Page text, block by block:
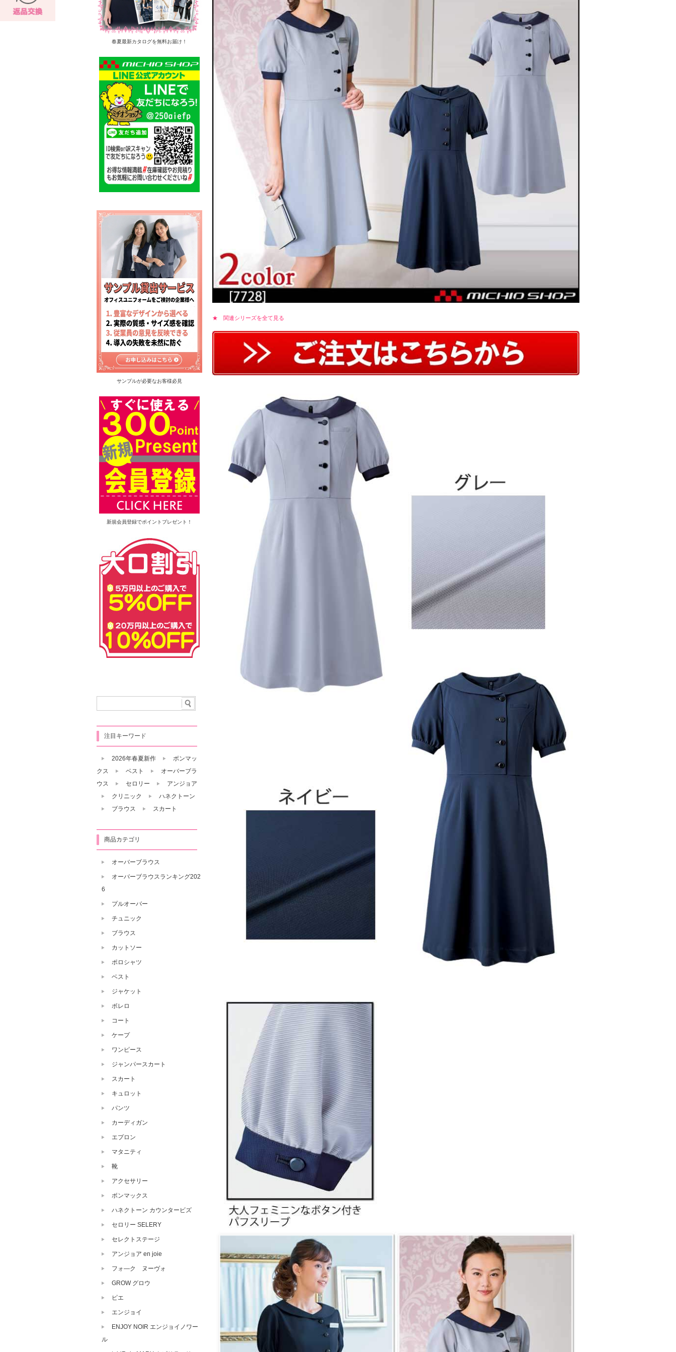
★ 関連シリーズを全て見る
春夏最新カタログを無料お届け！
サンプルが必要なお客様必見
新規会員登録でポイントプレゼント！
注目キーワード
2026年春夏新作
ボンマッ
クス
ベスト
オーバーブラ
ウス
セロリー
アンジョア
クリニック
ハネクトーン
ブラウス
スカート
商品カテゴリ
オーバーブラウス
オーバーブラウスランキング202
6
プルオーバー
チュニック
ブラウス
カットソー
ポロシャツ
ベスト
ジャケット
ボレロ
コート
ケープ
ワンピース
ジャンパースカート
スカート
キュロット
パンツ
カーディガン
エプロン
マタニティ
靴
アクセサリー
ボンマックス
ハネクトーン カウンタービズ
セロリー SELERY
セレクトステージ
アンジョア en joie
フォ―ク ヌーヴォ
GROW グロウ
ピエ
エンジョイ
ENJOY NOIR エンジョイノワー
ル